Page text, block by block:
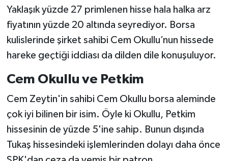
Yaklaşık yüzde 27 primlenen hisse hala halka arz
fiyatının yüzde 20 altında seyrediyor. Borsa
kulislerinde şirket sahibi Cem Okullu’nun hissede
hareke geçtiği iddiası da dilden dile konuşuluyor.
Cem Okullu ve Petkim
Cem Zeytin'in sahibi Cem Okullu borsa aleminde
çok iyi bilinen bir isim. Öyle ki Okullu, Petkim
hissesinin de yüzde 5'ine sahip. Bunun dışında
Tukaş hissesindeki işlemlerinden dolayı daha önce